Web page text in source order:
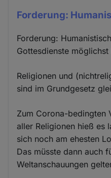
Forderung:
Forderung:
Gottesdienste
Religionen und
sind im Grundgesetz
Zum Corona-bedingten
aller Religionen hieß es
sich noch am ehesten
Das müsste dann auch
Weltanschauungen